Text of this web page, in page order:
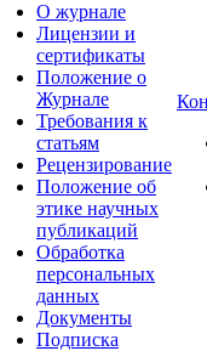
О журнале
Лицензии и
сертификаты
Положение о
Журнале
Требования к
статьям
Рецензирование
Положение об
этике научных
публикаций
Обработка
персональных
данных
Документы
Подписка